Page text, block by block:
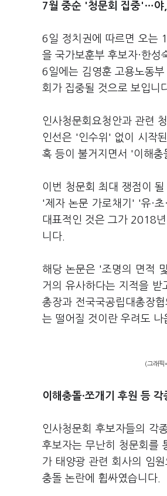
7월 중순 '청문회 집중'…야
6일 정치권에 따르면 오는
을 국가보훈부 후보자·한성
6일에는 김영훈 고용노동
회가 집중될 것으로 보입니
인사청문회요청안과 관련
인선은 '인수위' 없이 시작
혹 등이 불거지면서 '이해충
이번 청문회 최대 쟁점이
'제자 논문 가로채기' '유·
대표적인 것은 그가 2018
니다.
해당 논문은 '조명의 면적
거의 유사하다는 지적을
총장과 전국국공립대총장
는 떨어질 것이란 우려도 나
(그래픽
이해충돌·쪼개기 후원 등
인사청문회 후보자들의 각
후보자는 무난히 청문회를
가 태양광 관련 회사의 임
충돌 논란에 휩싸였습니다.